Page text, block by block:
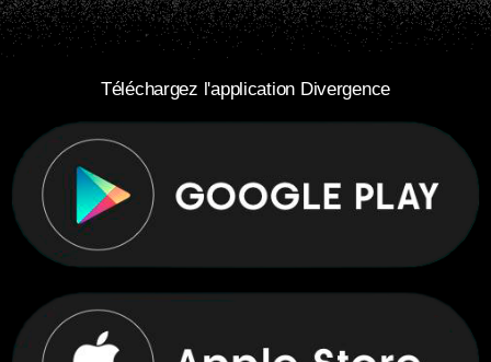
Téléchargez l'application Divergence